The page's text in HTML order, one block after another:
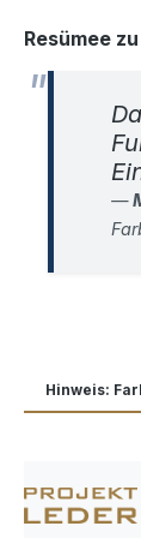
Resümee
Hinweis: